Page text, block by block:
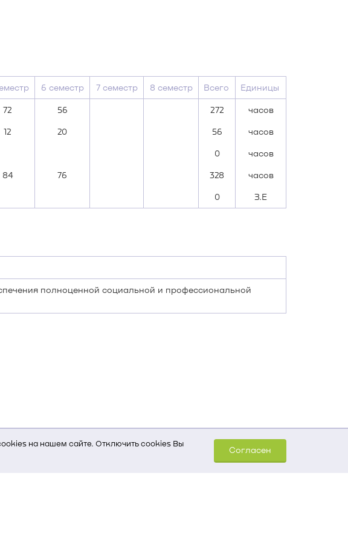
на нашем сайте. Отключить cookies Вы
Согласен
6 семестр 7 семестр 8 семестр Всего Единицы
72 56 272 часов
12 20 56
часов
0 часов
84 76 328 часов
0 З.Е
полноценной социальной и профессиональной